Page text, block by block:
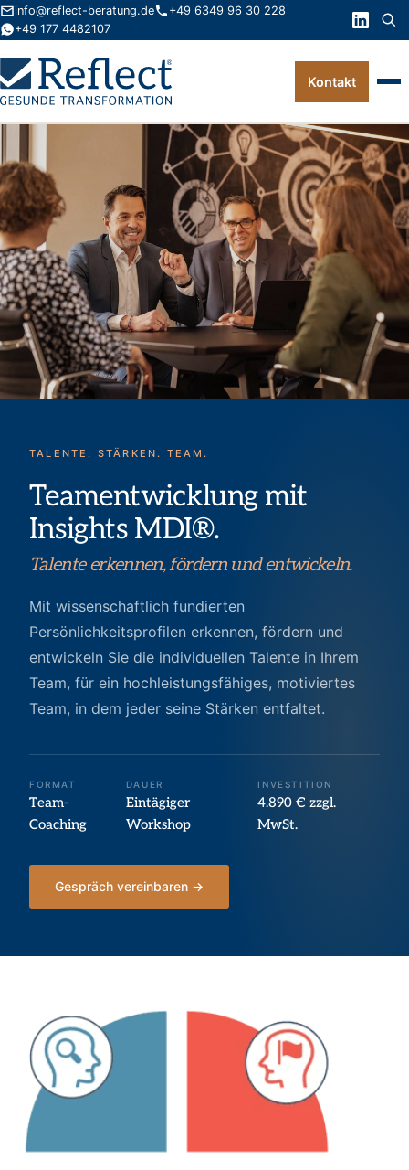
info@reflect-beratung.de
+49 6349 96 30 228
+49 177 4482107
Produkte
Wissen
Über uns
Kontakt
FAQ
Kontakt
TALENTE. STÄRKEN. TEAM.
Teamentwicklung mit
Insights MDI®.
Talente erkennen, fördern und entwickeln.
Mit wissenschaftlich fundierten
Persönlichkeitsprofilen erkennen, fördern und
entwickeln Sie die individuellen Talente in Ihrem
Team, für ein hochleistungsfähiges, motiviertes
Team, in dem jeder seine Stärken entfaltet.
FORMAT
Team-
Coaching
DAUER
Eintägiger
Workshop
INVESTITION
4.890 € zzgl.
MwSt.
Gespräch vereinbaren →